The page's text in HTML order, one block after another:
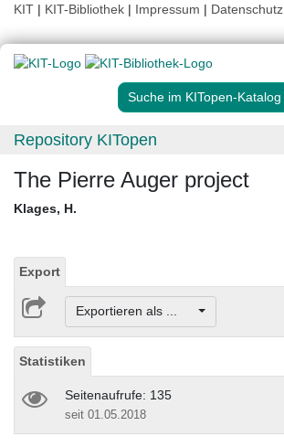
KIT | KIT-Bibliothek | Impressum | Datenschutz
Suche im KITopen-Katalog
Repository KITopen
The Pierre Auger project
Klages, H.
Export
Exportieren als ...
Statistiken
Seitenaufrufe: 135
seit 01.05.2018